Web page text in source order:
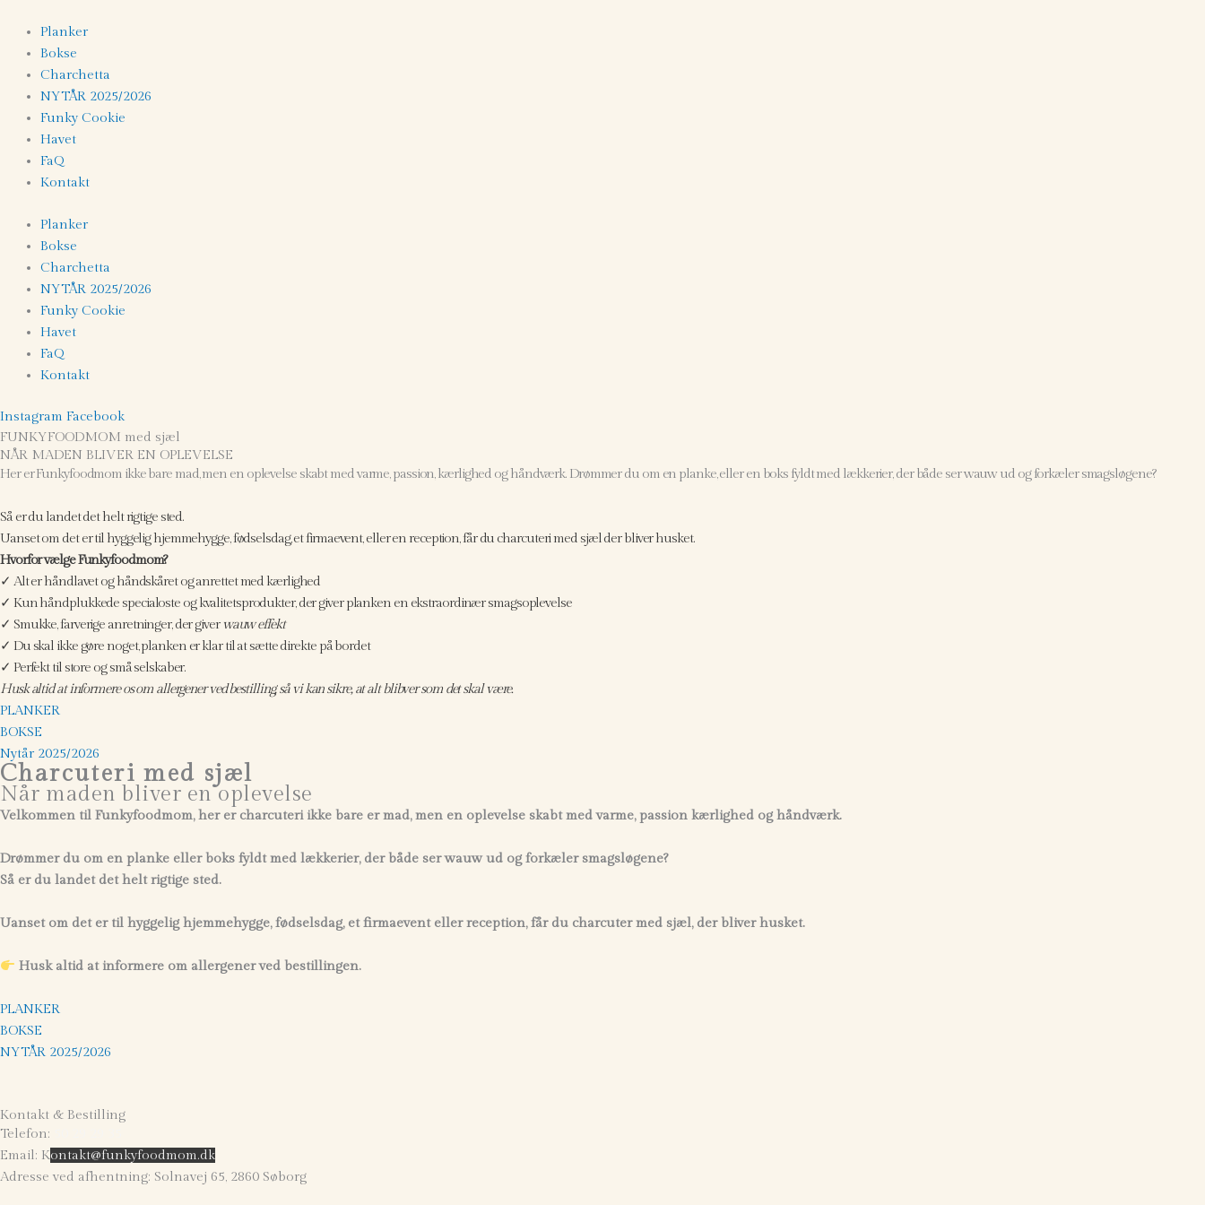
indholdet
Planker
Bokse
Charchetta
NYTÅR 2025/2026
Funky Cookie
Havet
FaQ
Kontakt
Planker
Bokse
Charchetta
NYTÅR 2025/2026
Funky Cookie
Havet
FaQ
Kontakt
Instagram Facebook
FUNKYFOODMOM med sjæl
NÅR MADEN BLIVER EN OPLEVELSE
Her er Funkyfoodmom ikke bare mad, men en oplevelse skabt med varme, passion, kærlighed og håndværk. Drømmer du om en planke, eller en boks fyldt med lækkerier, der både ser wauw ud og forkæler smagsløgene?
Så er du landet det helt rigtige sted.
Uanset om det er til hyggelig hjemmehygge, fødselsdag, et firmaevent, eller en reception, får du charcuteri med sjæl der bliver husket.
Hvorfor vælge Funkyfoodmom?
✓ Alt erhåndlavet og håndskåretog anrettet med kærlighed
✓ Kunhåndplukkede specialosteog kvalitetsprodukter, der giver planken en ekstraordinær smagsoplevelse
✓ Smukke, farverige anretninger, der giver wauw effekt
✓ Du skal ikke gøre noget,planken er klar til at sætte direkte på bordet
✓ Perfekt til store og små selskaber.
Husk altid at informere os om allergener ved bestilling, så vi kan sikre, at alt blibver som det skal være.
PLANKER
BOKSE
Nytår 2025/2026
Charcuteri med sjæl
Når maden bliver en oplevelse
Velkommen til Funkyfoodmom, her er charcuteri ikke bare er mad, men en oplevelse skabt med varme, passion kærlighed og håndværk.
Drømmer du om en planke eller boks fyldt med lækkerier, der både ser wauw ud og forkæler smagsløgene?
Så er du landet det helt rigtige sted.
Uanset om det er til hyggelig hjemmehygge, fødselsdag, et firmaevent eller reception, får du charcuter med sjæl, der bliver husket.
Husk altid at informere om allergener ved bestillingen.
PLANKER
BOKSE
NYTÅR 2025/2026
Kontakt & Bestilling
Telefon:
Email: Kontakt@funkyfoodmom.dk
Adresse ved afhentning: Solnavej 65, 2860 Søborg